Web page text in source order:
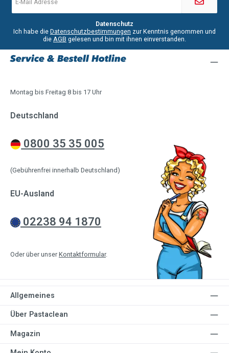
*
Datenschutz
Ich habe die Datenschutzbestimmungen zur Kenntnis genommen und
die AGB gelesen und bin mit ihnen einverstanden.
Service & Bestell Hotline
Montag bis Freitag 8 bis 17 Uhr
Deutschland
0800 35 35 005
(Gebührenfrei innerhalb Deutschland)
EU-Ausland
02238 94 1870
Oder über unser Kontaktformular.
Allgemeines
Über Pastaclean
Magazin